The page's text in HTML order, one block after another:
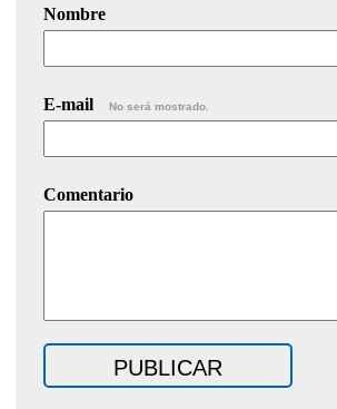
Nombre
E-mail No será mostrado.
Comentario